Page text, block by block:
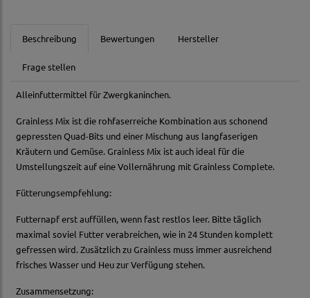
Beschreibung Bewertungen Hersteller
Frage stellen
Alleinfuttermittel für Zwergkaninchen.
Grainless Mix ist die rohfaserreiche Kombination aus schonend
gepressten Quad-Bits und einer Mischung aus langfaserigen
Kräutern und Gemüse. Grainless Mix ist auch ideal für die
Umstellungszeit auf eine Vollernährung mit Grainless Complete.
Fütterungsempfehlung:
Futternapf erst auffüllen, wenn fast restlos leer. Bitte täglich
maximal soviel Futter verabreichen, wie in 24 Stunden komplett
gefressen wird. Zusätzlich zu Grainless muss immer ausreichend
frisches Wasser und Heu zur Verfügung stehen.
Zusammensetzung: